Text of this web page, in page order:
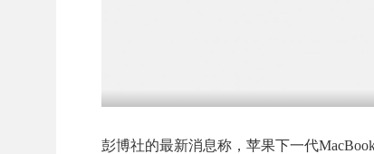
彭博社的最新消息称，苹果下一代